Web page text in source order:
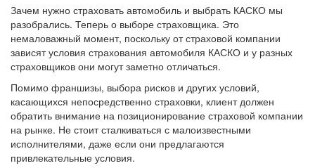
Зачем нужно страховать автомобиль и выбрать КАСКО мы
разобрались. Теперь о выборе страховщика. Это
немаловажный момент, поскольку от страховой компании
зависят условия страхования автомобиля КАСКО и у разных
страховщиков они могут заметно отличаться.
Помимо франшизы, выбора рисков и других условий,
касающихся непосредственно страховки, клиент должен
обратить внимание на позиционирование страховой компании
на рынке. Не стоит сталкиваться с малоизвестными
исполнителями, даже если они предлагаются
привлекательные условия.